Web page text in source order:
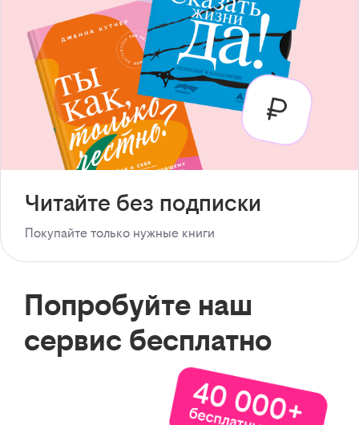
Читайте без подписки
Покупайте только нужные книги
Попробуйте наш
сервис бесплатно